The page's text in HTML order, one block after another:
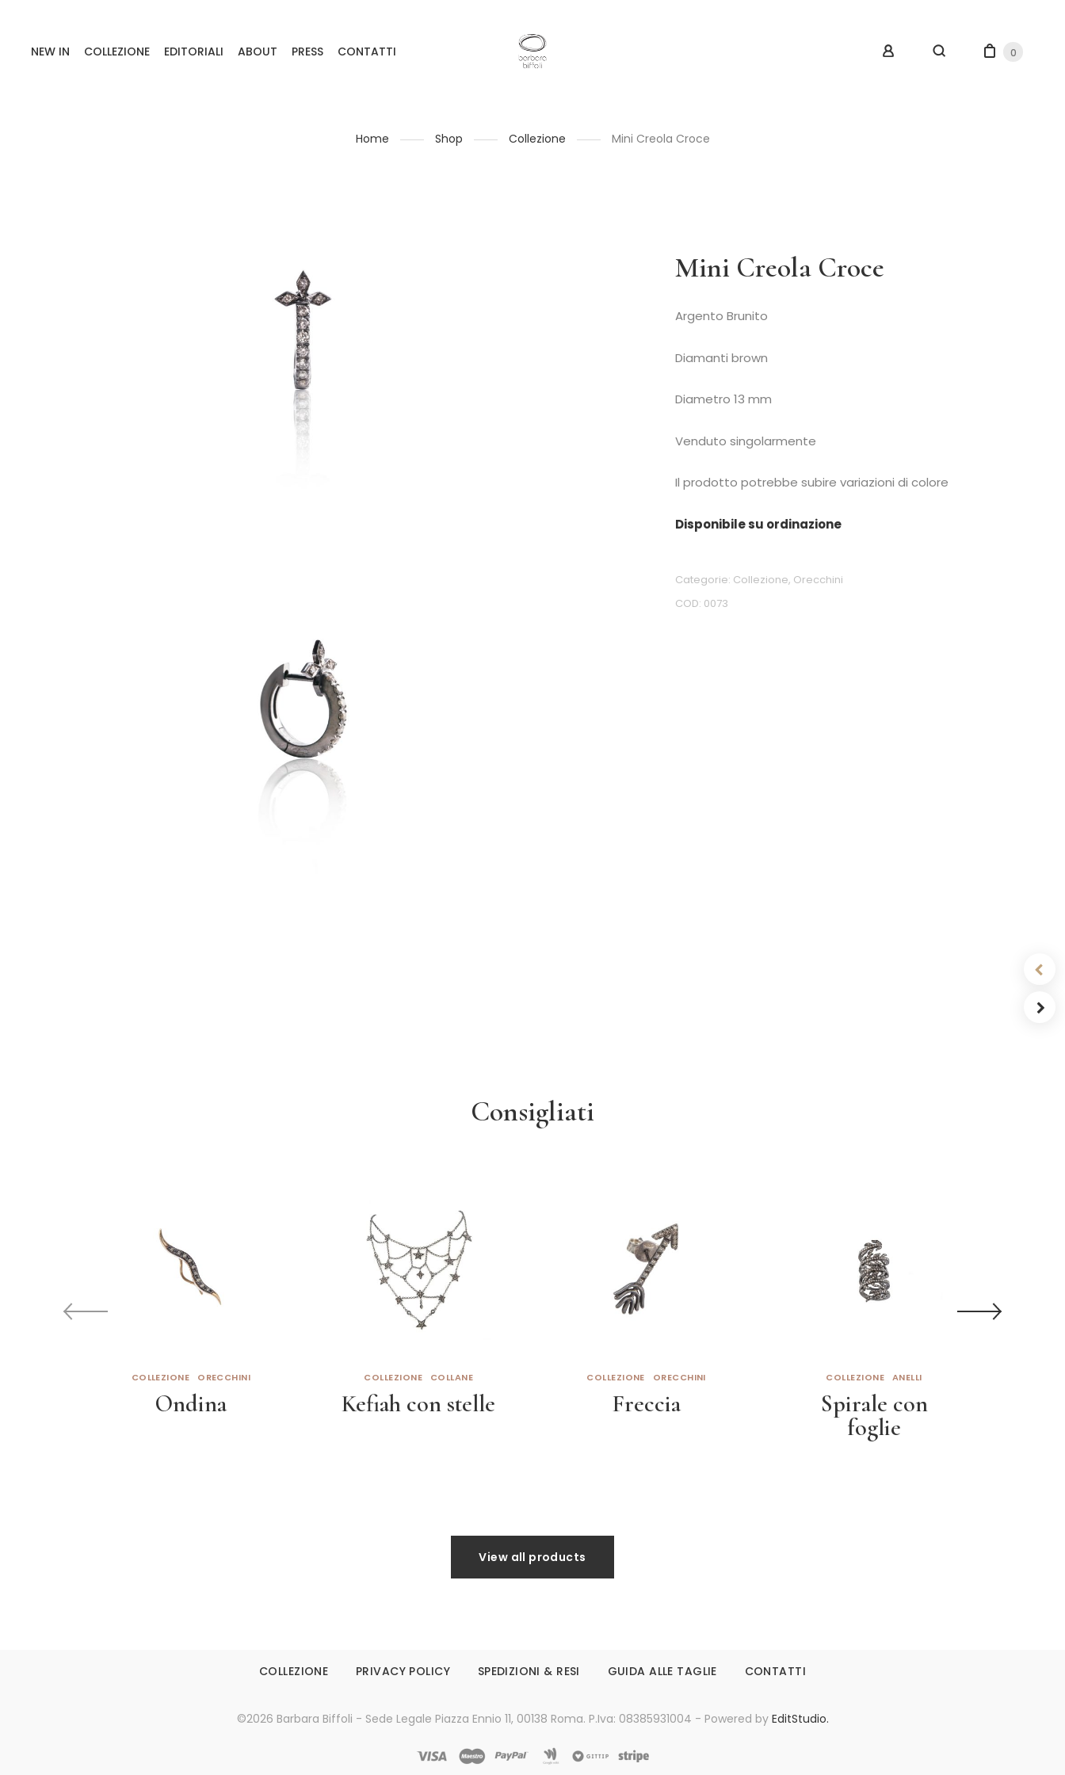
NEW IN COLLEZIONE EDITORIALI ABOUT PRESS CONTATTI 0
Home Shop Collezione Mini Creola Croce
Mini Creola Croce
Argento Brunito
Diamanti brown
Diametro 13 mm
Venduto singolarmente
Il prodotto potrebbe subire variazioni di colore
Disponibile su ordinazione
COD: 0073
Categorie: Collezione, Orecchini
Consigliati
COLLEZIONE ORECCHINI
Ondina
COLLEZIONE COLLANE
Kefiah con stelle
COLLEZIONE ORECCHINI
Freccia
COLLEZIONE ANELLI
Spirale con
foglie
View all products
COLLEZIONE PRIVACY POLICY SPEDIZIONI & RESI GUIDA ALLE TAGLIE CONTATTI
©2026 Barbara Biffoli - Sede Legale Piazza Ennio 11, 00138 Roma. P.Iva: 08385931004 - Powered by EditStudio.